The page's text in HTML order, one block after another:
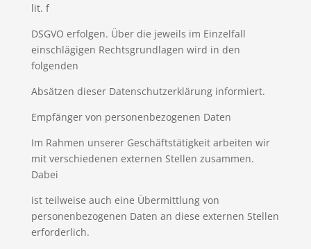
lit. f
DSGVO erfolgen. Über die jeweils im Einzelfall
einschlägigen Rechtsgrundlagen wird in den
folgenden
Absätzen dieser Datenschutzerklärung informiert.
Empfänger von personenbezogenen Daten
Im Rahmen unserer Geschäftstätigkeit arbeiten wir
mit verschiedenen externen Stellen zusammen.
Dabei
ist teilweise auch eine Übermittlung von
personenbezogenen Daten an diese externen Stellen
erforderlich.